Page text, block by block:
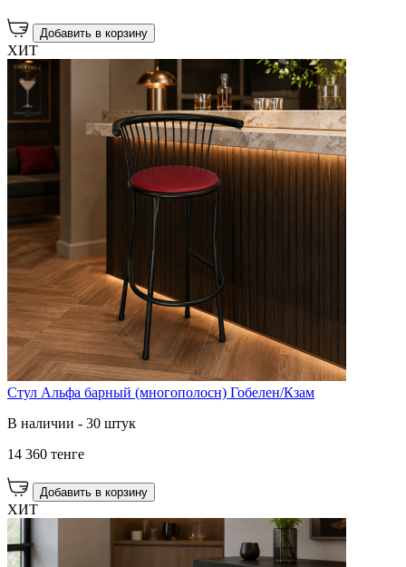
Добавить в корзину
ХИТ
Стул Альфа барный (многополосн) Гобелен/Кзам
В наличии - 30 штук
14 360 тенге
Добавить в корзину
ХИТ